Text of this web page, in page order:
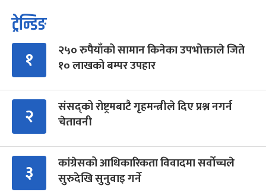
ट्रेन्डिङ
१
२५० रुपैयाँको सामान किनेका उपभोक्ताले जिते
१० लाखको बम्पर उपहार
२
संसद्को रोष्ट्रमबाटै गृहमन्त्रीले दिए प्रश्न नगर्न
चेतावनी
३
कांग्रेसको आधिकारिकता विवादमा सर्वोच्चले
सुरुदेखि सुनुवाइ गर्ने